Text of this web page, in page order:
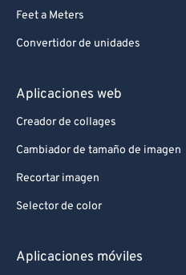
Feet a Meters
Convertidor de unidades
Aplicaciones web
Creador de collages
Cambiador de tamaño de imagen
Recortar imagen
Selector de color
Aplicaciones móviles